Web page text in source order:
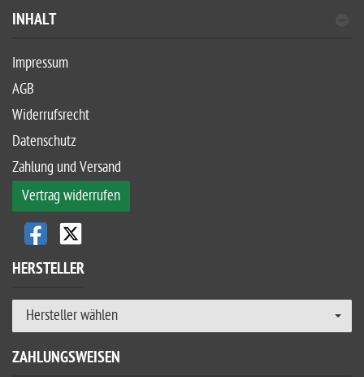
INHALT
Impressum
AGB
Widerrufsrecht
Datenschutz
Zahlung und Versand
Vertrag widerrufen
HERSTELLER
Hersteller wählen
ZAHLUNGSWEISEN